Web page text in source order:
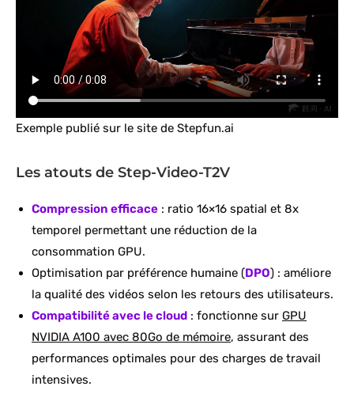
Exemple publié sur le site de Stepfun.ai
Les atouts de Step-Video-T2V
Compression efficace : ratio 16×16 spatial et 8x
temporel permettant une réduction de la
consommation GPU.
Optimisation par préférence humaine (DPO) : améliore
la qualité des vidéos selon les retours des utilisateurs.
Compatibilité avec le cloud : fonctionne sur GPU
NVIDIA A100 avec 80Go de mémoire, assurant des
performances optimales pour des charges de travail
intensives.